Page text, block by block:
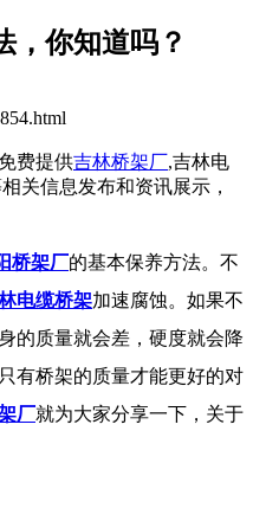
，你知道吗？
费提供吉林桥架厂,吉林电
关信息发布和资讯展示，
桥架厂的基本保养方法。不
电缆桥架加速腐蚀。如果不
的质量就会差，硬度就会降
有桥架的质量才能更好的对
厂就为大家分享一下，关于